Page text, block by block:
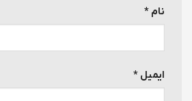
نام *
ایمیل *